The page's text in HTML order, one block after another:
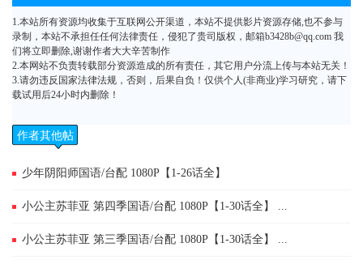
1.本站所有资源均收集于互联网公开渠道，本站不提供影片资源存储,也不参与
录制，本站不承担任任何法律责任，侵犯了贵司版权，邮箱b3428b@qq.com 我
们将立即删除,谢谢作者大大辛苦制作
2.本网站不负责转载部分资源造成的所有责任，其它用户分流上传与本站无关！
3.请勿违反国家法律法规，否则，后果自负！仅供个人(非商业)学习研究，请下
载试用后24小时内删除！
作者其他帖
少年阴阳师国语/台配 1080P【1-26话全】
小公主苏菲亚 第四季国语/台配 1080P【1-30话全】 ...
小公主苏菲亚 第三季国语/台配 1080P【1-30话全】 ...